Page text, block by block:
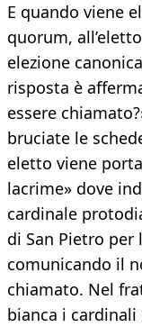
E quando viene
quorum,
elezione
risposta è
essere
bruciate le
eletto viene
lacrime» dove
cardinale
di San Pietro per
comunicando il
chiamato. Nel
bianca i